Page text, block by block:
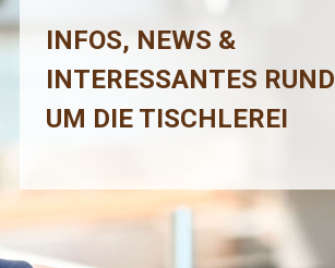
INFOS, NEWS &
INTERESSANTES RUND
UM DIE TISCHLEREI